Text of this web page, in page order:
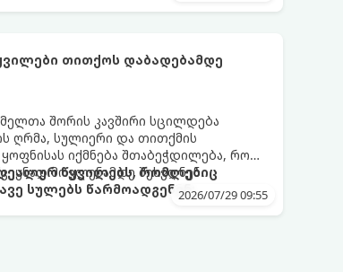
თითქოს დაბადებამდე
შორის კავშირი სცილდება
ღრმა, სულიერი და თითქმის
იქმნება შთაბეჭდილება, რომ
მოვლენამდე შეხვდნენ.
წყვილებს, რომლებიც
სულებს წარმოადგენენ:2026/07/29 09:55